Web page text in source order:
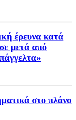
έρευνα κατά
μετά από
στο πλάνο